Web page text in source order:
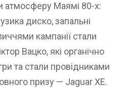
атмосферу Маямі 80-х:
диско, запальні
кампанії стали
Вацко, які органічно
та стали провідниками
призу — Jaguar XE.